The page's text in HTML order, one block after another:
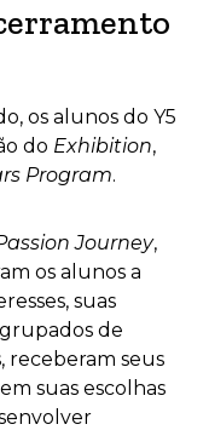
os alunos do Y5
do Exhibition,
Program.
Journey,
os alunos a
suas
de
receberam seus
suas escolhas